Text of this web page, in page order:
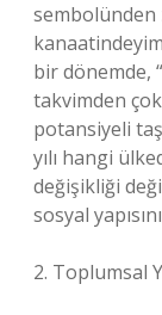
sembolünden
bir dönemde,
takvimden
potansiyeli
yılı hangi
değişikliği
sosyal
2. Toplumsal